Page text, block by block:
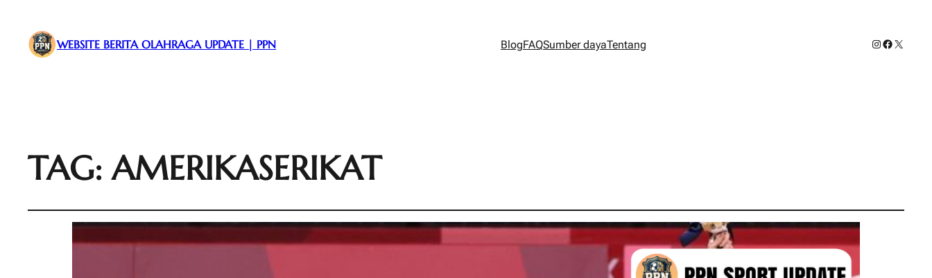
WEBSITE BERITA OLAHRAGA UPDATE | PPN BlogFAQSumber dayaTentang Instagram
Facebook
X
TAG:AMERIKASERIKAT